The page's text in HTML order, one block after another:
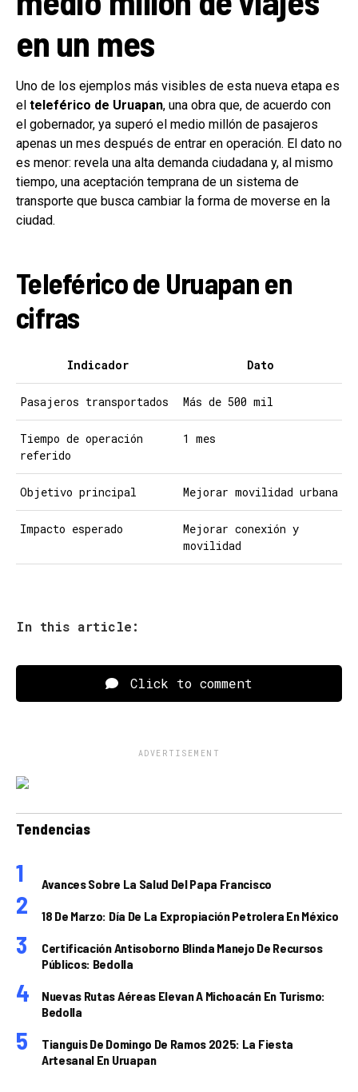
en un mes
Uno de los ejemplos más visibles de esta nueva etapa es
el teleférico de Uruapan, una obra que, de acuerdo con
el gobernador, ya superó el medio millón de pasajeros
apenas un mes después de entrar en operación. El dato no
es menor: revela una alta demanda ciudadana y, al mismo
tiempo, una aceptación temprana de un sistema de
transporte que busca cambiar la forma de moverse en la
ciudad.
Teleférico de Uruapan en
cifras
Indicador Dato
Pasajeros transportados Más de 500 mil
Tiempo de operación
referido
1 mes
Objetivo principal Mejorar movilidad urbana
Impacto esperado
Mejorar conexión y
movilidad
In this article:
Click to comment
ADVERTISEMENT
Tendencias
Avances Sobre La Salud Del Papa Francisco
18 De Marzo: Día De La Expropiación Petrolera En México
Certificación Antisoborno Blinda Manejo De Recursos
Públicos: Bedolla
Nuevas Rutas Aéreas Elevan A Michoacán En Turismo:
Bedolla
Tianguis De Domingo De Ramos 2025: La Fiesta
Artesanal En Uruapan